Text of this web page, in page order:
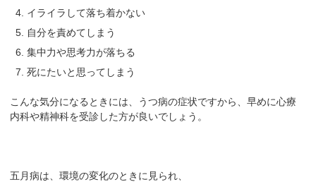
イライラして落ち着かない
自分を責めてしまう
集中力や思考力が落ちる
死にたいと思ってしまう
こんな気分になるときには、うつ病の症状ですから、早めに心療
内科や精神科を受診した方が良いでしょう。
五月病は、環境の変化のときに見られ、